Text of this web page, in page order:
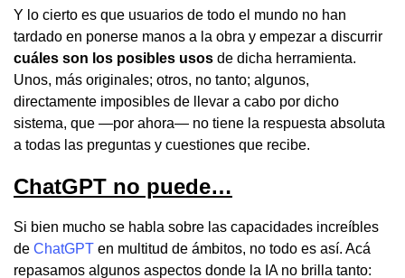
Y lo cierto es que usuarios de todo el mundo no han
tardado en ponerse manos a la obra y empezar a discurrir
cuáles son los posibles usos de dicha herramienta.
Unos, más originales; otros, no tanto; algunos,
directamente imposibles de llevar a cabo por dicho
sistema, que —por ahora— no tiene la respuesta absoluta
a todas las preguntas y cuestiones que recibe.
ChatGPT no puede…
Si bien mucho se habla sobre las capacidades increíbles
de ChatGPT en multitud de ámbitos, no todo es así. Acá
repasamos algunos aspectos donde la IA no brilla tanto: